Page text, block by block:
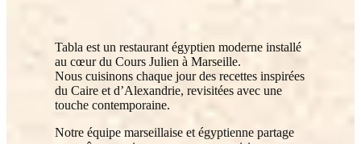
Tabla est un restaurant égyptien moderne installé
au cœur du Cours Julien à Marseille.
Nous cuisinons chaque jour des recettes inspirées
du Caire et d’Alexandrie, revisitées avec une
touche contemporaine.
Notre équipe marseillaise et égyptienne partage